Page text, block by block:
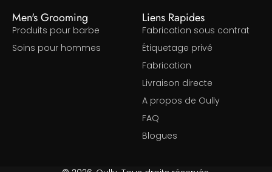
Men's Grooming
Produits pour barbe
Soins pour hommes
Liens Rapides
Fabrication sous contrat
Étiquetage privé
Fabrication
Livraison directe
A propos de Oully
FAQ
Blogues